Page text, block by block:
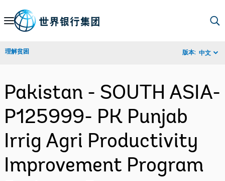
Skip
Navigation
理解贫困 版本: 中文
Pakistan - SOUTH ASIA-
P125999- PK Punjab
Irrig Agri Productivity
Improvement Program